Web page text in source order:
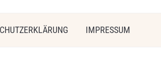
IMPRESSUM